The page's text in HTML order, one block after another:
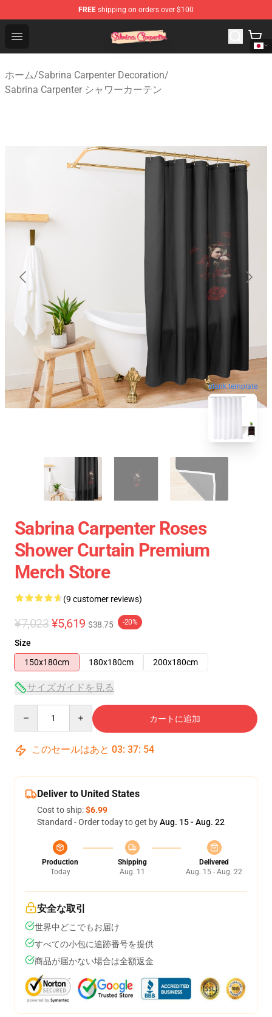
FREE shipping on orders over $100
Open menu
Sabrina Carpenter Shop - Official Sabrina Carpenter
ホーム/Sabrina Carpenter Decoration/
Sabrina Carpenter シャワーカーテン
blank template
Sabrina Carpenter Roses
Shower Curtain Premium
Merch Store
(9 customer reviews)
¥7,023 ¥5,619 $38.75 -20%
Size
150x180cm
180x180cm 200x180cm
サイズガイドを見る
カートに追加
このセールはあと 03: 37: 54
Deliver to United States
Cost to ship:$6.99
Standard - Order today to get byAug. 15 - Aug. 22
Production
Today
Shipping
Aug. 11
Delivered
Aug. 15 - Aug. 22
安全な取引
世界中どこでもお届け
すべての小包に追跡番号を提供
商品が届かない場合は全額返金